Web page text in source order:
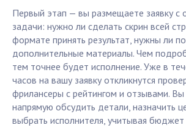
Первый этап — вы размещаете заявку с
задачи: нужно ли сделать скрин всей
формате принять результат, нужны ли
дополнительные материалы. Чем
тем точнее будет исполнение. Уже в
часов на вашу заявку откликнутся
фрилансеры с рейтингом и отзывами.
напрямую обсудить детали, назначить
выбрать исполнителя, учитывая